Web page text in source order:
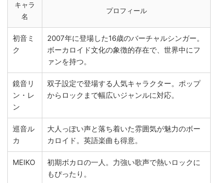
キャラ
名
プロフィール
初音ミ
ク
2007年に登場した16歳のバーチャルシンガー。
ボーカロイド文化の象徴的存在で、世界中にフ
ァンを持つ。
鏡音リ
ン・レ
ン
双子設定で登場する人気キャラクター。ポップ
からロックまで幅広いジャンルに対応。
巡音ル
カ
大人っぽい声と落ち着いた雰囲気が魅力のボー
カロイド。英語楽曲も得意。
MEIKO
初期ボカロの一人。力強い歌声で熱いロックに
もぴったり。